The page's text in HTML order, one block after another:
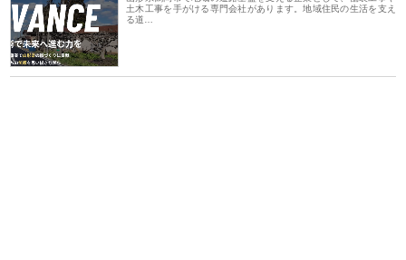
土木工事を手がける専門会社があります。地域住民の生活を支え
る道…